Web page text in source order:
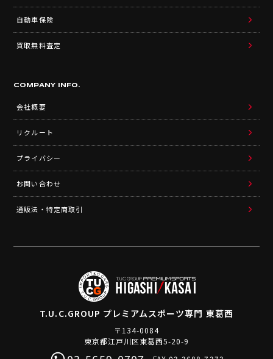
自動車保険
買取無料査定
COMPANY INFO.
会社概要
リクルート
プライバシー
お問い合わせ
通販法・特定商取引
T.U.C.GROUP プレミアムスポーツ専門 東葛西
〒134-0084
東京都江戸川区東葛西5-20-9